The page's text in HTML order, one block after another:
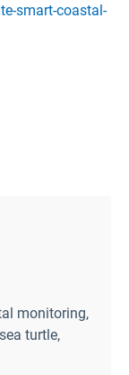
smart-coastal-
monitoring,
turtle,